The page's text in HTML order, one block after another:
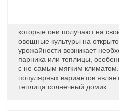
которые они получают на
овощные культуры на
урожайности возникает
парника или теплицы,
с не самым мягким
популярных вариантов
теплица солнечный домик.